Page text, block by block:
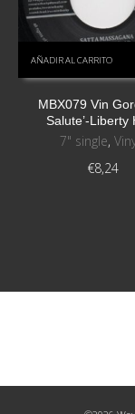
AÑADIR AL CARRITO
MBX079 Vin
Salute’-Liberty
7" single,
€8,24